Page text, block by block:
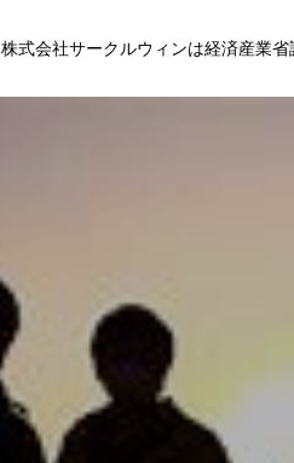
株式会社サークルウィンは経済産業